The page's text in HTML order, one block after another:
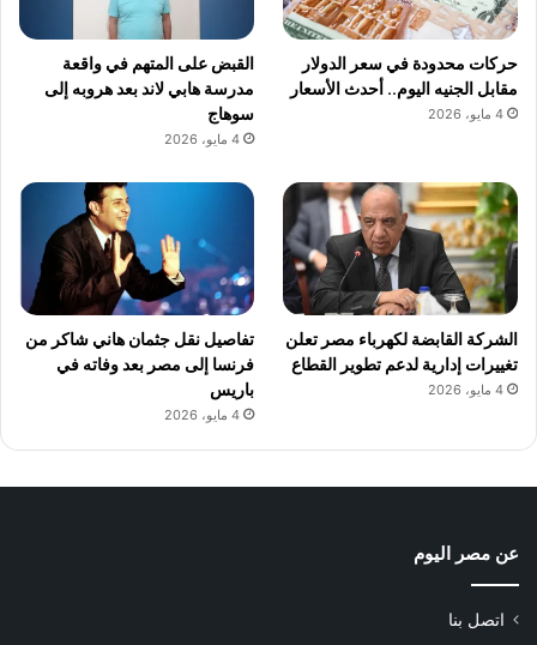
حركات محدودة في سعر الدولار
مقابل الجنيه اليوم.. أحدث الأسعار
4 مايو، 2026
القبض على المتهم في واقعة
مدرسة هابي لاند بعد هروبه إلى
سوهاج
4 مايو، 2026
الشركة القابضة لكهرباء مصر تعلن
تغييرات إدارية لدعم تطوير القطاع
4 مايو، 2026
تفاصيل نقل جثمان هاني شاكر من
فرنسا إلى مصر بعد وفاته في
باريس
4 مايو، 2026
عن مصر اليوم
اتصل بنا